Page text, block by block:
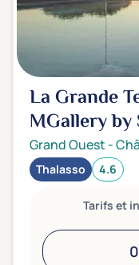
La Grande
MGallery by
Grand Ouest -
Thalasso 4.6
Tarifs et